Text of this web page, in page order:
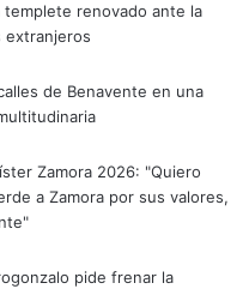
templete renovado ante la
extranjeros
de Benavente en una
Zamora 2026: "Quiero
a Zamora por sus valores,
pide frenar la